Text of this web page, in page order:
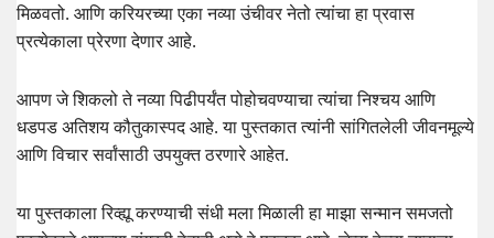
मिळवतो. आणि करियरच्या एका नव्या उंचीवर नेतो त्यांचा हा प्रवास
प्रत्येकाला प्रेरणा देणार आहे.
आपण जे शिकलो ते नव्या पिढीपर्यंत पोहोचवण्याचा त्यांचा निश्चय आणि
धडपड अतिशय कौतुकास्पद आहे. या पुस्तकात त्यांनी सांगितलेली जीवनमूल्ये
आणि विचार सर्वांसाठी उपयुक्त ठरणारे आहेत.
या पुस्तकाला रिव्ह्यू करण्याची संधी मला मिळाली हा माझा सन्मान समजतो